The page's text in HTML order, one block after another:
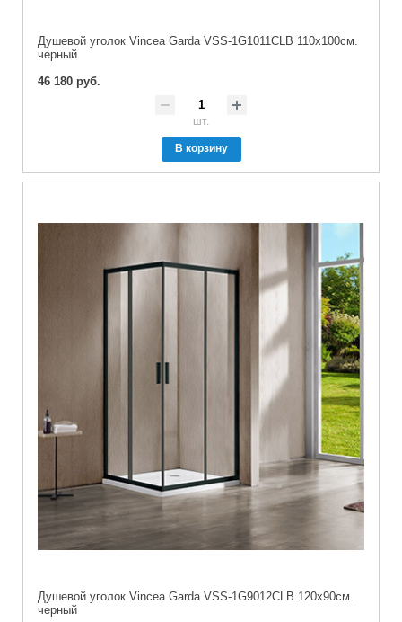
Душевой уголок Vincea Garda VSS-1G1011CLB 110х100см.
черный
46 180 руб.
шт.
В корзину
Душевой уголок Vincea Garda VSS-1G9012CLB 120х90см.
черный